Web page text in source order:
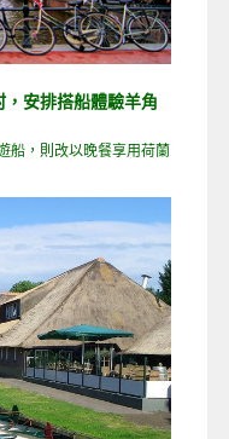
安排搭船體驗羊角
船，則改以晚餐享用荷蘭